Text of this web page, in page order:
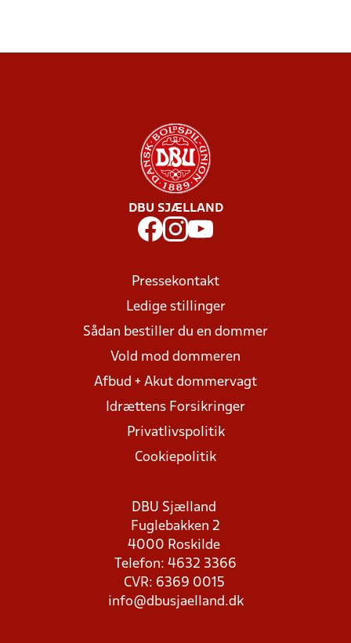
DBU SJÆLLAND
Pressekontakt
Ledige stillinger
Sådan bestiller du en dommer
Vold mod dommeren
Afbud + Akut dommervagt
Idrættens Forsikringer
Privatlivspolitik
Cookiepolitik
DBU Sjælland
Fuglebakken 2
4000 Roskilde
Telefon: 4632 3366
CVR: 6369 0015
info@dbusjaelland.dk